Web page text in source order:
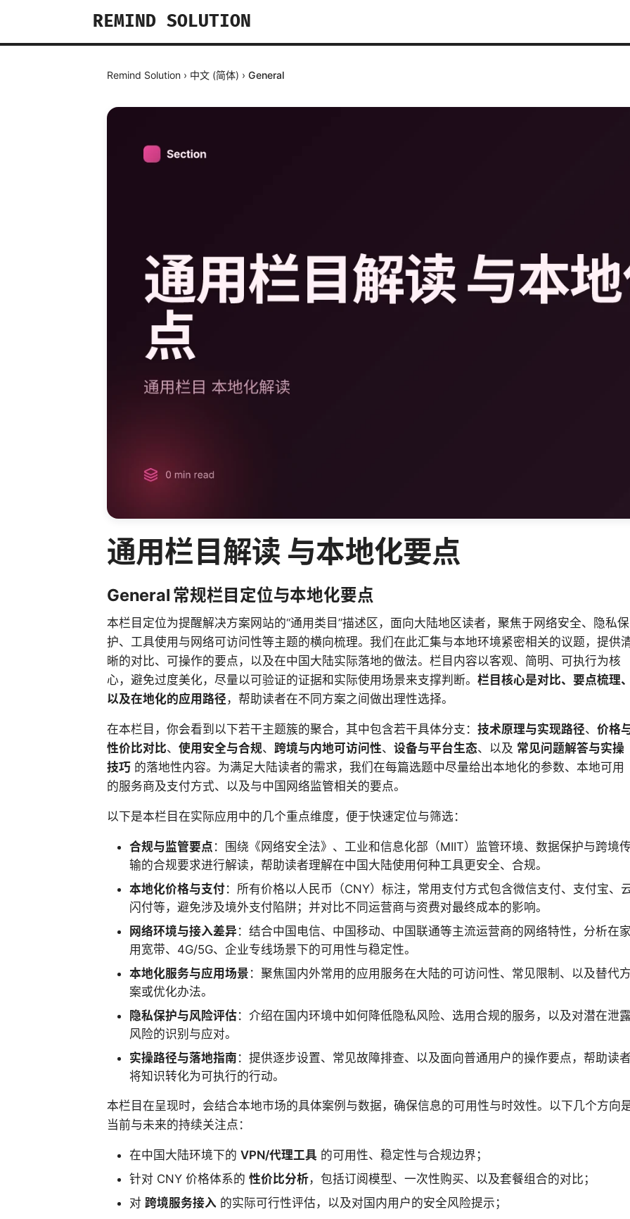
REMIND SOLUTION
Remind Solution › 中文 (简体) › General
通用栏目解读 与本地化要点
General 常规栏目定位与本地化要点
本栏目定位为提醒解决方案网站的“通用类目”描述区，面向大陆地区读者，聚焦于网络安全、隐私保
护、工具使用与网络可访问性等主题的横向梳理。我们在此汇集与本地环境紧密相关的议题，提供
晰的对比、可操作的要点，以及在中国大陆实际落地的做法。栏目内容以客观、简明、可执行为核
心，避免过度美化，尽量以可验证的证据和实际使用场景来支撑判断。 栏目核心是对比、要点梳理
以及在地化的应用路径 ，帮助读者在不同方案之间做出理性选择。
在本栏目，你会看到以下若干主题簇的聚合，其中包含若干具体分支： 技术原理与实现路径、 价格
性价比对比、 使用安全与合规、 跨境与内地可访问性、 设备与平台生态、以及 常见问题解答与实操
技巧 的落地性内容。为满足大陆读者的需求，我们在每篇选题中尽量给出本地化的参数、本地可用
的服务商及支付方式、以及与中国网络监管相关的要点。
以下是本栏目在实际应用中的几个重点维度，便于快速定位与筛选：
合规与监管要点 ：围绕《网络安全法》、工业和信息化部（MIIT）监管环境、数据保护与跨境
输的合规要求进行解读，帮助读者理解在中国大陆使用何种工具更安全、合规。
本地化价格与支付：所有价格以人民币（CNY）标注，常用支付方式包含微信支付、支付宝、
闪付等，避免涉及境外支付陷阱；并对比不同运营商与资费对最终成本的影响。
网络环境与接入差异 ：结合中国电信、中国移动、中国联通等主流运营商的网络特性，分析在
用宽带、4G/5G、企业专线场景下的可用性与稳定性。
本地化服务与应用场景 ：聚焦国内外常用的应用服务在大陆的可访问性、常见限制、以及替代
案或优化办法。
隐私保护与风险评估：介绍在国内环境中如何降低隐私风险、选用合规的服务，以及对潜在泄
风险的识别与应对。
实操路径与落地指南 ：提供逐步设置、常见故障排查、以及面向普通用户的操作要点，帮助读
将知识转化为可执行的行动。
本栏目在呈现时，会结合本地市场的具体案例与数据，确保信息的可用性与时效性。以下几个方向
当前与未来的持续关注点：
在中国大陆环境下的 VPN/代理工具 的可用性、稳定性与合规边界；
针对 CNY 价格体系的 性价比分析，包括订阅模型、一次性购买、以及套餐组合的对比；
对 跨境服务接入 的实际可行性评估，以及对国内用户的安全风险提示；